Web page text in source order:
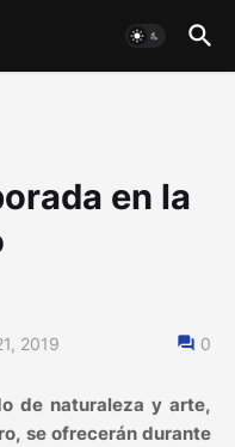
en la
2019 0
de naturaleza y arte,
se ofrecerán durante